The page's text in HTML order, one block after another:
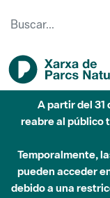
A partir del 31
reabre al público
Temporalmente,
pueden acceder
debido a una